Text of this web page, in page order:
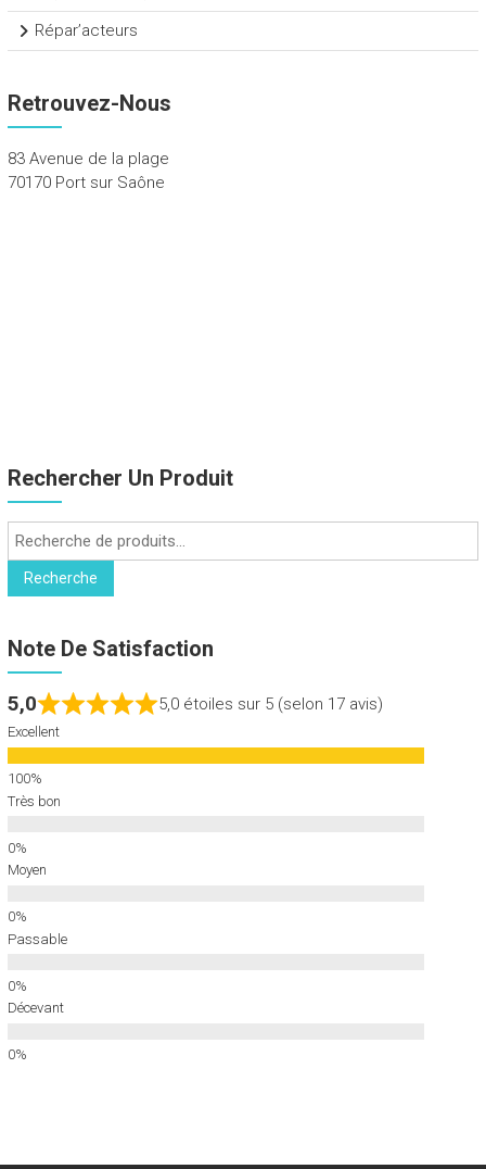
Répar’acteurs
Retrouvez-Nous
83 Avenue de la plage
70170 Port sur Saône
Rechercher Un Produit
Recherche
pour :
Recherche
Note De Satisfaction
5,0 5,0 étoiles sur 5 (selon 17 avis)
Excellent
Très bon
Moyen
Passable
Décevant